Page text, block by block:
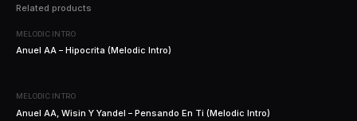
Related products
MELODIC INTRO
Anuel AA – Hipocrita (Melodic Intro)
MELODIC INTRO
Anuel AA, Wisin Y Yandel – Pensando En Ti (Melodic Intro)